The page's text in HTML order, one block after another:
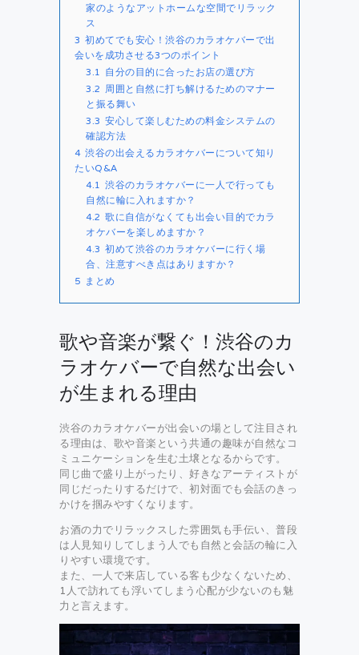
家のようなアットホームな空間でリラック
ス
3 初めてでも安心！渋谷のカラオケバーで出
会いを成功させる3つのポイント
3.1 自分の目的に合ったお店の選び方
3.2 周囲と自然に打ち解けるためのマナー
と振る舞い
3.3 安心して楽しむための料金システムの
確認方法
4 渋谷の出会えるカラオケバーについて知り
たいQ&A
4.1 渋谷のカラオケバーに一人で行っても
自然に輪に入れますか？
4.2 歌に自信がなくても出会い目的でカラ
オケバーを楽しめますか？
4.3 初めて渋谷のカラオケバーに行く場
合、注意すべき点はありますか？
5 まとめ
歌や音楽が繋ぐ！渋谷のカ
ラオケバーで自然な出会い
が生まれる理由
渋谷のカラオケバーが出会いの場として注目され
る理由は、歌や音楽という共通の趣味が自然なコ
ミュニケーションを生む土壌となるからです。
同じ曲で盛り上がったり、好きなアーティストが
同じだったりするだけで、初対面でも会話のきっ
かけを掴みやすくなります。
お酒の力でリラックスした雰囲気も手伝い、普段
は人見知りしてしまう人でも自然と会話の輪に入
りやすい環境です。
また、一人で来店している客も少なくないため、
1人で訪れても浮いてしまう心配が少ないのも魅
力と言えます。